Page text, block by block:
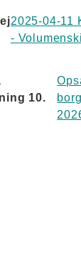
2025-04-11
-
10.